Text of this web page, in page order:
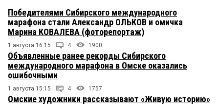
Победителями Сибирского международного
марафона стали Александр ОЛЬКОВ и омичка
Марина КОВАЛЕВА (фоторепортаж)
1 августа 16:15 4 1900
Объявленные ранее рекорды Сибирского
международного марафона в Омске оказались
ошибочными
1 августа 15:15 4 1757
Омские художники рассказывают «Живую историю»